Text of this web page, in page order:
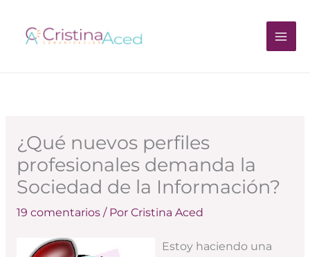
contenido
¿Qué nuevos perfiles
profesionales demanda la
Sociedad de la Información?
19 comentarios / Por Cristina Aced
Estoy haciendo una